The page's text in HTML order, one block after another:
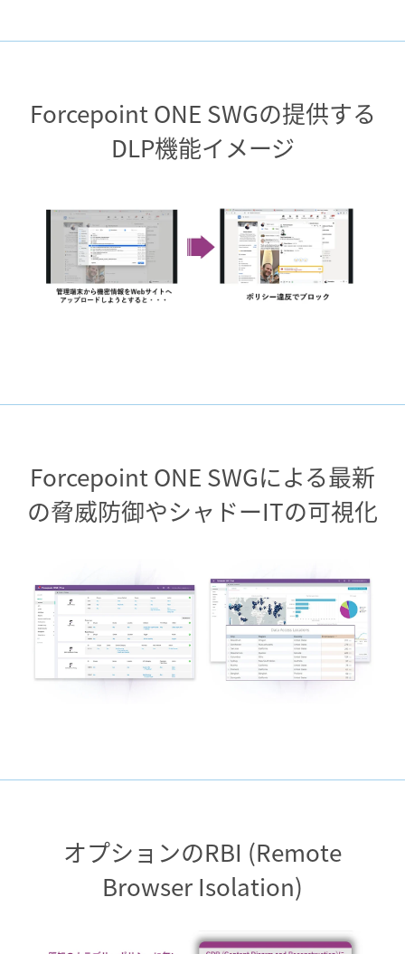
Forcepoint ONE SWGの提供する
DLP機能イメージ
Forcepoint ONE SWGによる最新
の脅威防御やシャドーITの可視化
オプションのRBI (Remote
Browser Isolation)